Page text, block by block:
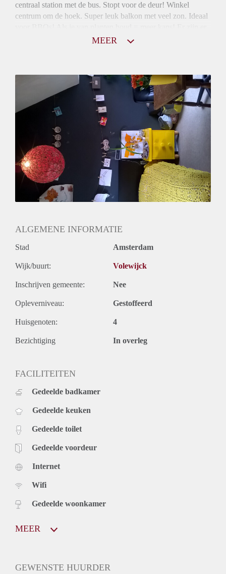
centraal station met de bus. Stopt voor de deur! Winkel
centrum om de hoek. Super leuk balkon met veel zon. Ideaal
veel die graag water willen.MEER
ALGEMENE INFORMATIE
Stad Amsterdam
Wijk/buurt: Volewijck
Inschrijven gemeente: Nee
Opleverniveau: Gestoffeerd
Huisgenoten: 4
Bezichtiging In overleg
FACILITEITEN
Gedeelde badkamer
Gedeelde keuken
Gedeelde toilet
Gedeelde voordeur
Internet
Wifi
Gedeelde woonkamer
MEER
GEWENSTE HUURDER